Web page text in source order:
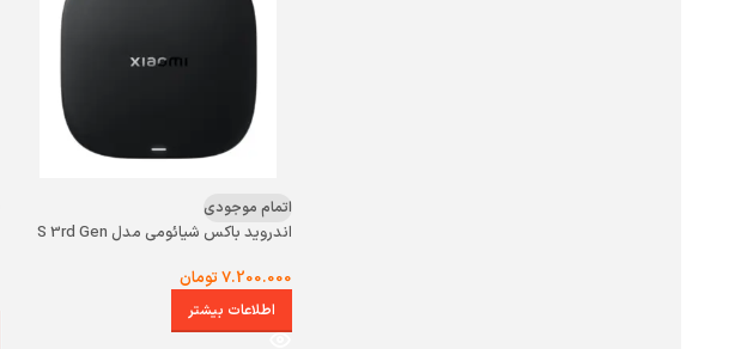
اتمام موجودی
اندروید باکس شیائومی مدل S 3rd Gen
7.200.000تومان
اطلاعات بیشتر